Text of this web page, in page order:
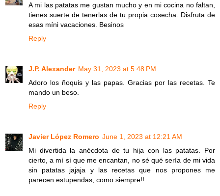
A mi las patatas me gustan mucho y en mi cocina no faltan,
tienes suerte de tenerlas de tu propia cosecha. Disfruta de
esas míni vacaciones. Besinos
Reply
J.P. Alexander May 31, 2023 at 5:48 PM
Adoro los ñoquis y las papas. Gracias por las recetas. Te
mando un beso.
Reply
Javier López Romero June 1, 2023 at 12:21 AM
Mi divertida la anécdota de tu hija con las patatas. Por
cierto, a mí sí que me encantan, no sé qué sería de mi vida
sin patatas jajaja y las recetas que nos propones me
parecen estupendas, como siempre!!